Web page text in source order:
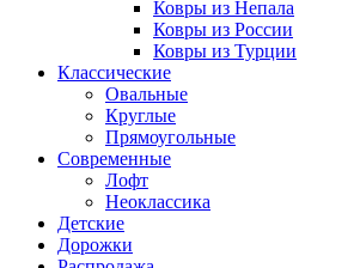
Ковры из Непала
Ковры из России
Ковры из Турции
Классические
Овальные
Круглые
Прямоугольные
Современные
Лофт
Неоклассика
Детские
Дорожки